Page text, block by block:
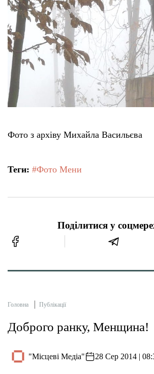
Фото з архіву Михайла Васильєва
Теги: #Фото Мени
Поділитися у
Головна Публікації
Доброго ранку, Менщина!
"Місцеві Медіа" 28 Сер 2014 |